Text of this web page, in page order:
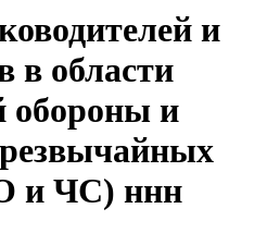
и
в области
обороны и
и ЧС) ннн